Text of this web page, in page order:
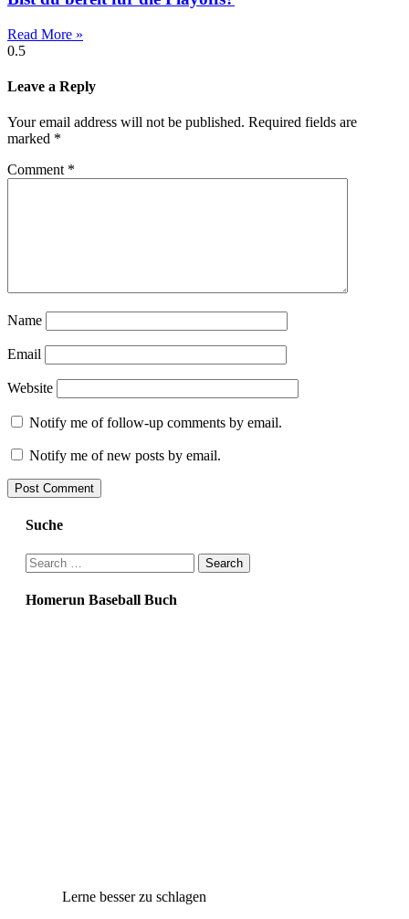
Read More »
Leave a Reply
Your email address will not be published. Required fields are
marked *
Comment *
Name
Email
Website
Notify me of follow-up comments by email.
Notify me of new posts by email.
Suche
Search
for:
Homerun Baseball Buch
Lerne besser zu schlagen